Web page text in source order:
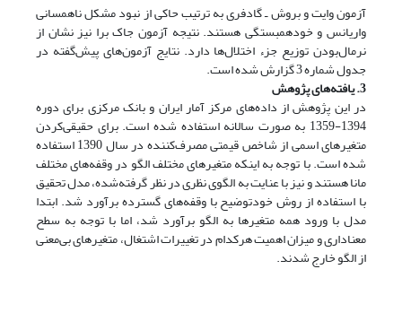
آزمون وایت و بروش ـ گادفری به ترتیب حاکی از نبود مشکل نا‌همسانی
واریانس و خود‌همبستگی هستند. نتیجه آزمون جاک برا نیز نشان از
نرمال‌بودن توزیع جزء اختلال‌ها دارد. نتایج آزمون‌های پیش‌گفته در
جدول شماره 3 گزارش شده است.
3. یافته‌های پژوهش
در این پژوهش از داده‌های مرکز آمار ایران و بانک مرکزی برای دوره
1394-1359 به صورت سالانه استفاده شده است. برای حقیقی‌کردن
متغیرهای اسمی از شاخص قیمتی مصرف‌کننده در سال 1390 استفاده
شده است. با توجه به اینکه متغیرهای مختلف الگو در وقفه‌های مختلف
مانا هستند و نیز با عنایت به الگوی نظری در نظر گرفته‌شده، مدل تحقیق
با استفاده از روش خودتوضیح با وقفه‌های گسترده برآورد شد. ابتدا
مدل با ورود همه متغیرها به الگو برآورد شد، اما با توجه به سطح
معناداری و میزان اهمیت هرکدام در تغییرات اشتغال، متغیرهای بی‌معنی
از الگو خارج شدند.